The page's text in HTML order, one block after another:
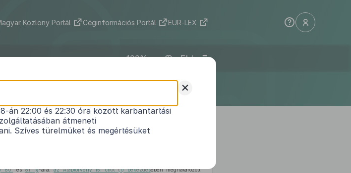
Közlöny Portál Céginformációs Portál EUR-LEX
ELI
Korm. rendelet
szükséges intézkedésekről
04. 18. – 2026. 05. 13.
80.és81. §-ára,az Alaptörvény 15. cikk (1) bekezdésében meghatározott
+
án 22:00 és 22:30 óra között karbantartási
átmeneti
Szíves türelmüket és megértésüket